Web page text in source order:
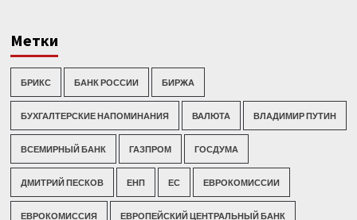
Метки
БРИКС БАНК РОССИИ БИРЖА
БУХГАЛТЕРСКИЕ НАПОМИНАНИЯ ВАЛЮТА ВЛАДИМИР ПУТИН
ВСЕМИРНЫЙ БАНК ГАЗПРОМ ГОСДУМА
ДМИТРИЙ ПЕСКОВ ЕНП ЕС ЕВРОКОМИССИИ
ЕВРОКОМИССИЯ ЕВРОПЕЙСКИЙ ЦЕНТРАЛЬНЫЙ БАНК